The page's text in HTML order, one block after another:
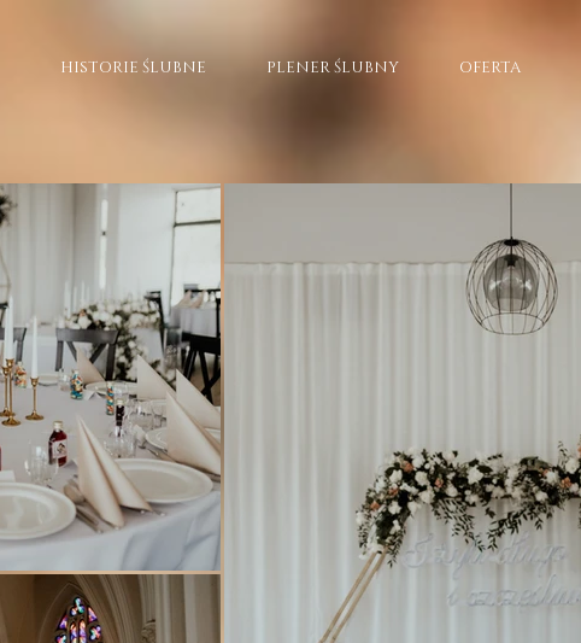
HISTORIE ŚLUBNE PLENER ŚLUBNY OFERTA